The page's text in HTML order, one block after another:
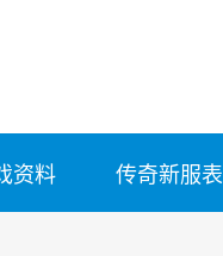
资料 传奇新服表